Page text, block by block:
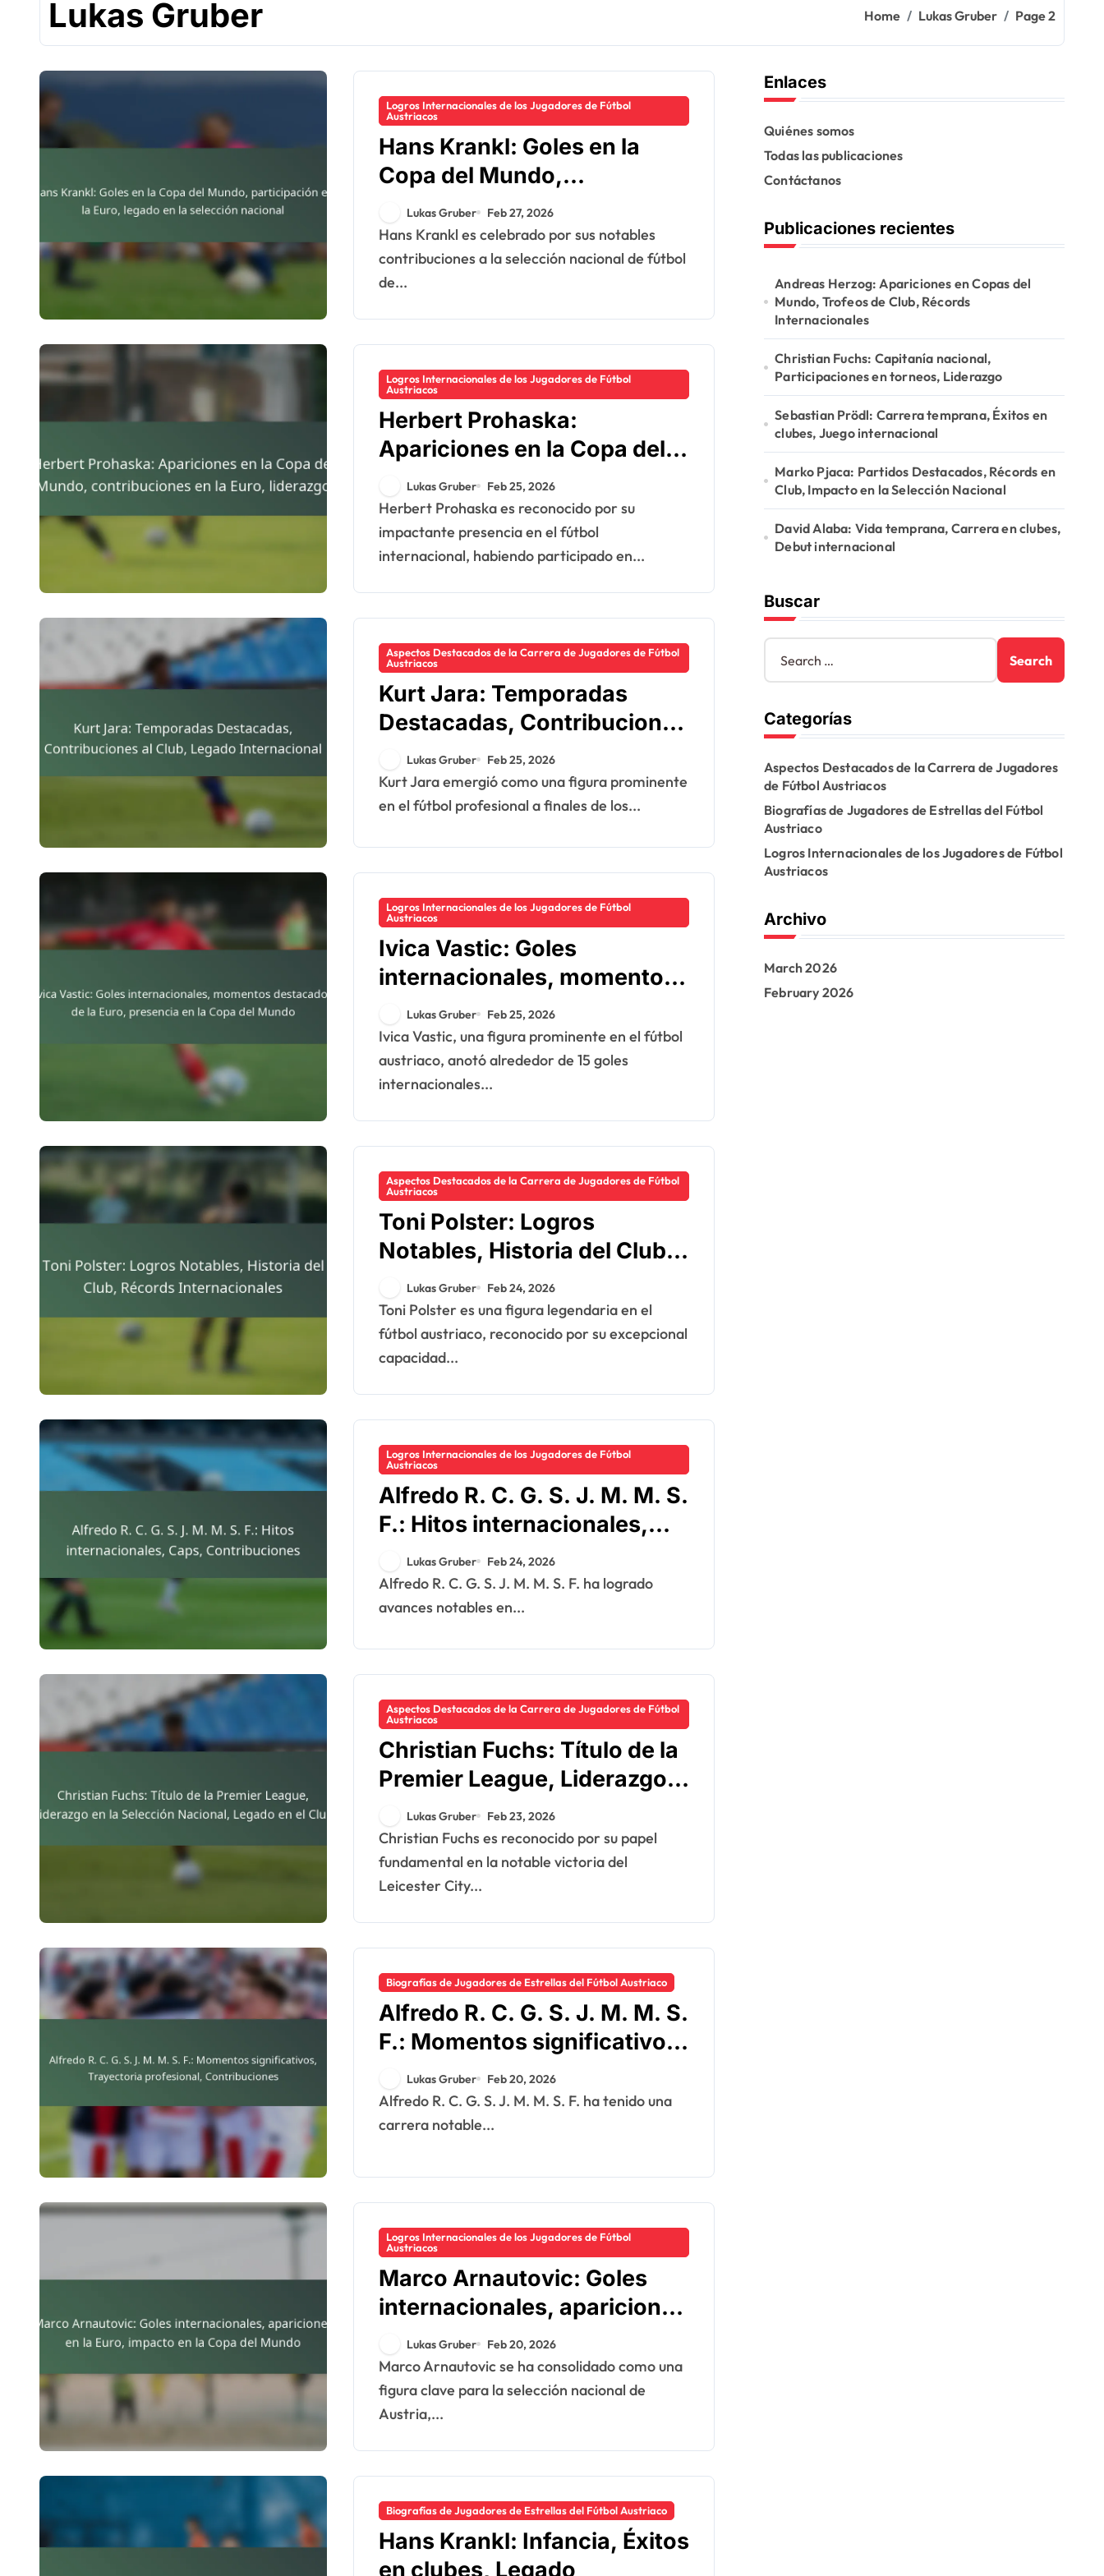
Lukas Gruber Home Lukas Gruber Page 2
Logros Internacionales de los Jugadores de Fútbol
Austriacos
Hans Krankl: Goles en la
Copa del Mundo,
participación en la Euro,
legado en la selección
nacional
Lukas Gruber Feb 27, 2026
Hans Krankl es celebrado por sus notables
contribuciones a la selección nacional de fútbol
de...
Logros Internacionales de los Jugadores de Fútbol
Austriacos
Herbert Prohaska:
Apariciones en la Copa del
Mundo, contribuciones en la
Euro, liderazgo
Lukas Gruber Feb 25, 2026
Herbert Prohaska es reconocido por su
impactante presencia en el fútbol
internacional, habiendo participado en...
Aspectos Destacados de la Carrera de Jugadores de Fútbol
Austriacos
Kurt Jara: Temporadas
Destacadas, Contribuciones
al Club, Legado
Internacional
Lukas Gruber Feb 25, 2026
Kurt Jara emergió como una figura prominente
en el fútbol profesional a finales de los...
Logros Internacionales de los Jugadores de Fútbol
Austriacos
Ivica Vastic: Goles
internacionales, momentos
destacados de la Euro,
presencia en la Copa del
Mundo
Lukas Gruber Feb 25, 2026
Ivica Vastic, una figura prominente en el fútbol
austriaco, anotó alrededor de 15 goles
internacionales...
Aspectos Destacados de la Carrera de Jugadores de Fútbol
Austriacos
Toni Polster: Logros
Notables, Historia del Club,
Récords Internacionales
Lukas Gruber Feb 24, 2026
Toni Polster es una figura legendaria en el
fútbol austriaco, reconocido por su excepcional
capacidad...
Logros Internacionales de los Jugadores de Fútbol
Austriacos
Alfredo R. C. G. S. J. M. M. S.
F.: Hitos internacionales,
Caps, Contribuciones
Lukas Gruber Feb 24, 2026
Alfredo R. C. G. S. J. M. M. S. F. ha logrado
avances notables en...
Aspectos Destacados de la Carrera de Jugadores de Fútbol
Austriacos
Christian Fuchs: Título de la
Premier League, Liderazgo
en la Selección Nacional,
Legado en el Club
Lukas Gruber Feb 23, 2026
Christian Fuchs es reconocido por su papel
fundamental en la notable victoria del
Leicester City...
Biografías de Jugadores de Estrellas del Fútbol Austriaco
Alfredo R. C. G. S. J. M. M. S.
F.: Momentos significativos,
Trayectoria profesional,
Contribuciones
Lukas Gruber Feb 20, 2026
Alfredo R. C. G. S. J. M. M. S. F. ha tenido una
carrera notable...
Logros Internacionales de los Jugadores de Fútbol
Austriacos
Marco Arnautovic: Goles
internacionales, apariciones
en la Euro, impacto en la
Copa del Mundo
Lukas Gruber Feb 20, 2026
Marco Arnautovic se ha consolidado como una
figura clave para la selección nacional de
Austria,...
Biografías de Jugadores de Estrellas del Fútbol Austriaco
Hans Krankl: Infancia, Éxitos
en clubes, Legado
Enlaces
Quiénes somos
Todas las publicaciones
Contáctanos
Publicaciones recientes
Andreas Herzog: Apariciones en Copas del
Mundo, Trofeos de Club, Récords
Internacionales
Christian Fuchs: Capitanía nacional,
Participaciones en torneos, Liderazgo
Sebastian Prödl: Carrera temprana, Éxitos en
clubes, Juego internacional
Marko Pjaca: Partidos Destacados, Récords en
Club, Impacto en la Selección Nacional
David Alaba: Vida temprana, Carrera en clubes,
Debut internacional
Buscar
S
a
c
h
o
r
:
Categorías
Aspectos Destacados de la Carrera de Jugadores
de Fútbol Austriacos
Biografías de Jugadores de Estrellas del Fútbol
Austriaco
Logros Internacionales de los Jugadores de Fútbol
Austriacos
Archivo
March 2026
February 2026